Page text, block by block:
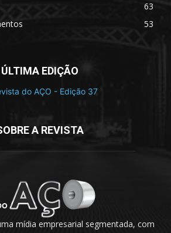
63
53
ÚLTIMA EDIÇÃO
A REVISTA
mídia empresarial segmentada, com